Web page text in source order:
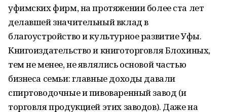
уфимских фирм, на протяжении более ста лет
делавшей значительный вклад в
благоустройство и культурное развитие Уфы.
Книгоиздательство и книготорговля Блохиных,
тем не менее, не являлись основой частью
бизнеса семьи: главные доходы давали
спиртоводочные и пивоваренный завод (и
торговля продукцией этих заводов). Даже на